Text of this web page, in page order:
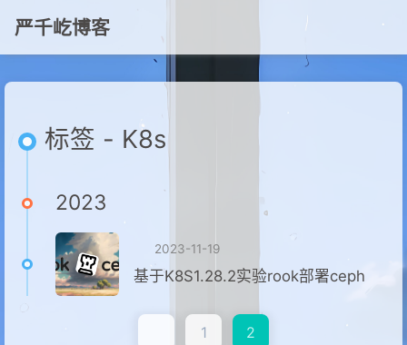
严千屹博客
标签 - K8s
2023
2023-11-19
基于K8S1.28.2实验rook部署ceph
1 2